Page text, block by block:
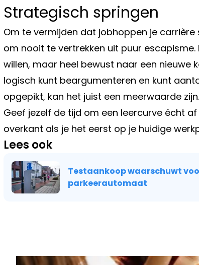
Strategisch springen
Om te vermijden dat jobhoppen je
om nooit te vertrekken uit puur
willen, maar heel bewust naar een nieuwe
logisch kunt beargumenteren en kunt
opgepikt, kan het juist een meerwaarde
Geef jezelf de tijd om een leercurve écht
overkant als je het eerst op je huidige
Lees ook
Testaankoop waarschuwt
parkeerautomaat
VERSCHIL TUSSEN ALDI EN LIDL